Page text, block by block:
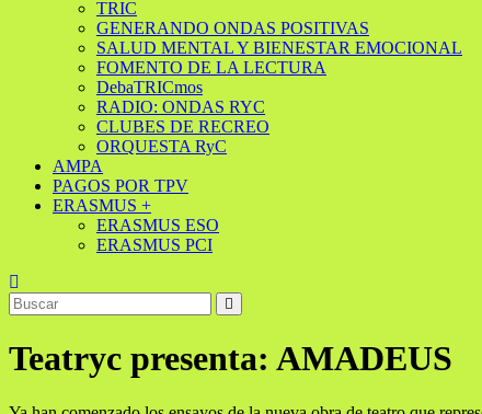
TRIC
GENERANDO ONDAS POSITIVAS
SALUD MENTAL Y BIENESTAR EMOCIONAL
FOMENTO DE LA LECTURA
DebaTRICmos
RADIO: ONDAS RYC
CLUBES DE RECREO
ORQUESTA RyC
AMPA
PAGOS POR TPV
ERASMUS +
ERASMUS ESO
ERASMUS PCI
Teatryc presenta: AMADEUS